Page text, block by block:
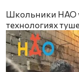
Школьники НАО
технологиях